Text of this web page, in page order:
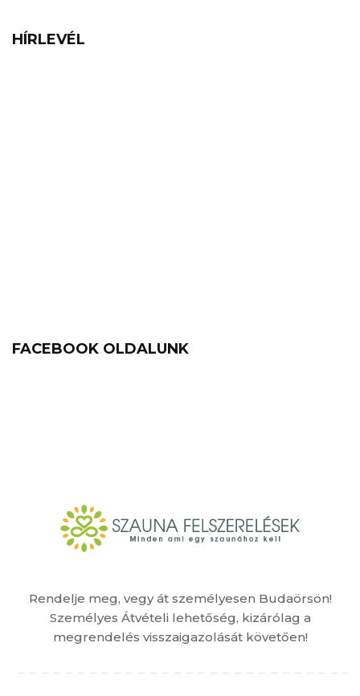
Rendelje meg, vegy át személyesen Budaörsön!
Személyes Átvételi lehetőség, kizárólag a
megrendelés visszaigazolását követően!
HÍRLEVÉL
FACEBOOK OLDALUNK